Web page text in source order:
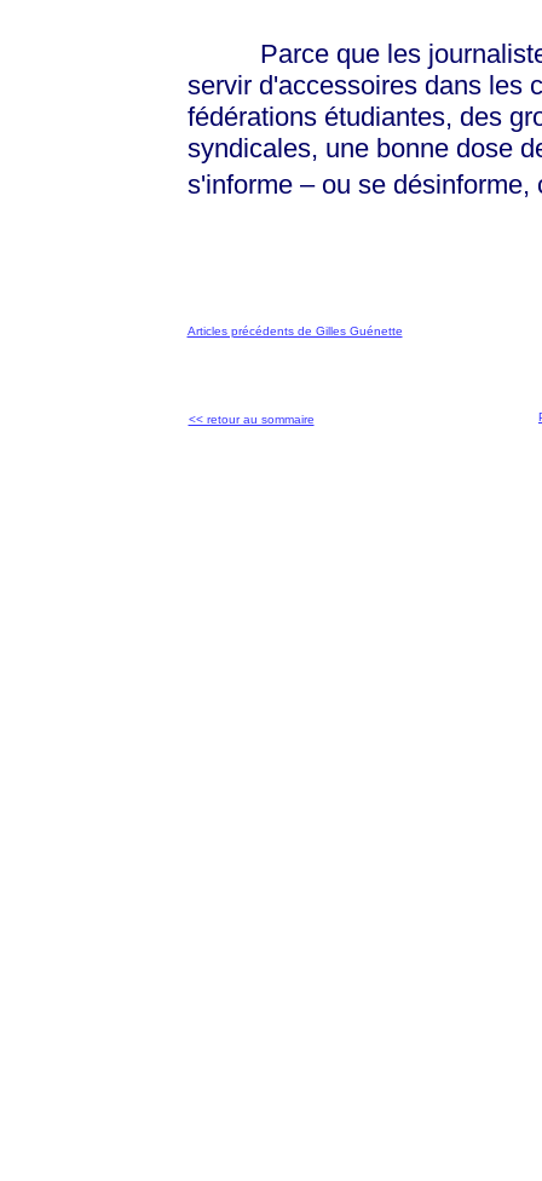
Parce que les journalistes
servir d'accessoires dans les
fédérations étudiantes, des
syndicales, une bonne dose
s'informe – ou se désinforme,
Articles précédents de Gilles Guénette
<< retour au sommaire